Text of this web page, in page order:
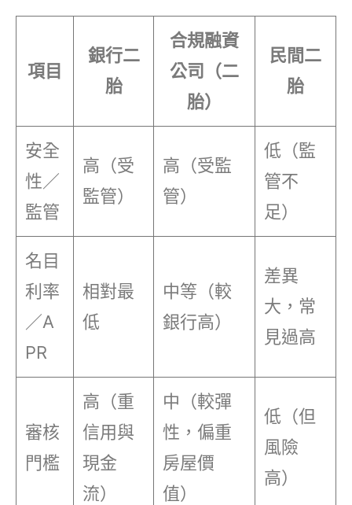
項目
銀行二
胎
合規融資
公司（二
胎）
民間二
胎
安全
性／
監管
高（受
監管）
高（受監
管）
低（監
管不
足）
名目
利率
／A
PR
相對最
低
中等（較
銀行高）
差異
大，常
見過高
審核
門檻
高（重
信用與
現金
流）
中（較彈
性，偏重
房屋價
值）
低（但
風險
高）